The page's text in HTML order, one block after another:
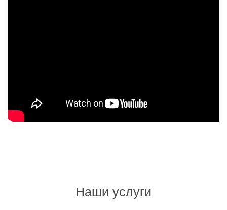
Наши услуги